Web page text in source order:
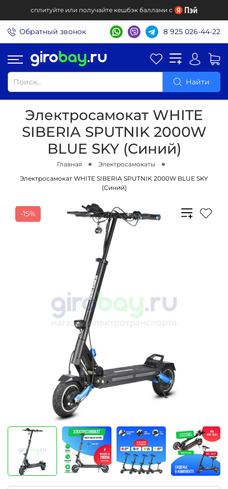
сплитуйте или получайте кешбэк баллами с
Обратный звонок 8 925 026-44-22
Найти
Электросамокат WHITE
SIBERIA SPUTNIK 2000W
BLUE SKY (Синий)
Главная
Электросамокаты
Электросамокат WHITE SIBERIA SPUTNIK 2000W BLUE SKY
(Синий)
-15%